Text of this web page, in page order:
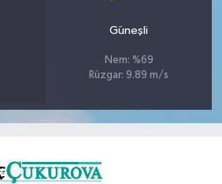
Güneşli
Nem: %69
Rüzgar: 9.89 m/s